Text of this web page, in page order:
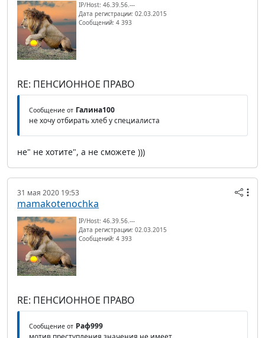
IP/Host: 46.39.56.---
Дата регистрации: 02.03.2015
Сообщений: 4 393
RE: ПЕНСИОННОЕ ПРАВО
Сообщение от Галина100
не хочу отбирать хлеб у специалиста
не" не хотите", а не сможете )))
31 мая 2020 19:53
mamakotenochka
IP/Host: 46.39.56.---
Дата регистрации: 02.03.2015
Сообщений: 4 393
RE: ПЕНСИОННОЕ ПРАВО
Сообщение от Раф999